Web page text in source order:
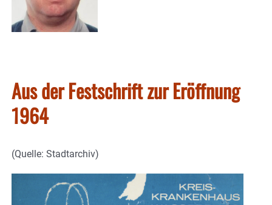
Aus der Festschrift zur Eröffnung
1964
(Quelle: Stadtarchiv)